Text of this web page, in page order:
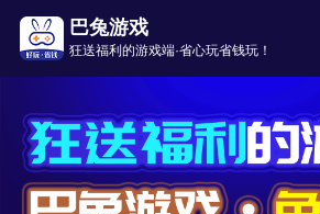
巴兔游戏
狂送福利的游戏端·省心玩省钱玩！